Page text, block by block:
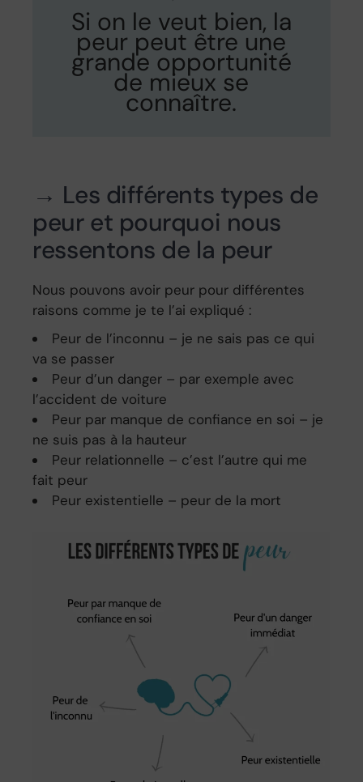
Si on le veut bien, la
peur peut être une
grande opportunité
de mieux se
connaître.
→ Les différents types de
peur et pourquoi nous
ressentons de la peur
Nous pouvons avoir peur pour différentes
raisons comme je te l’ai expliqué :
Peur de l’inconnu – je ne sais pas ce qui
va se passer
Peur d’un danger – par exemple avec
l’accident de voiture
Peur par manque de confiance en soi – je
ne suis pas à la hauteur
Peur relationnelle – c’est l’autre qui me
fait peur
Peur existentielle – peur de la mort